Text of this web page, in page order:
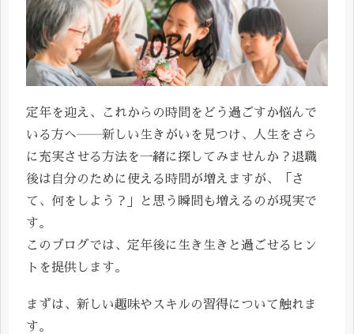
定年を迎え、これからの時間をどう過ごすか悩んで
いる方へ――新しい生きがいを見つけ、人生をさら
に充実させる方法を一緒に探してみませんか？退職
後は自分のために使える時間が増えますが、「さ
て、何をしよう？」と思う瞬間も増えるのが現実で
す。
このブログでは、定年後に生き生きと過ごせるヒン
トを提供します。
まずは、新しい趣味やスキルの習得について触れま
す。